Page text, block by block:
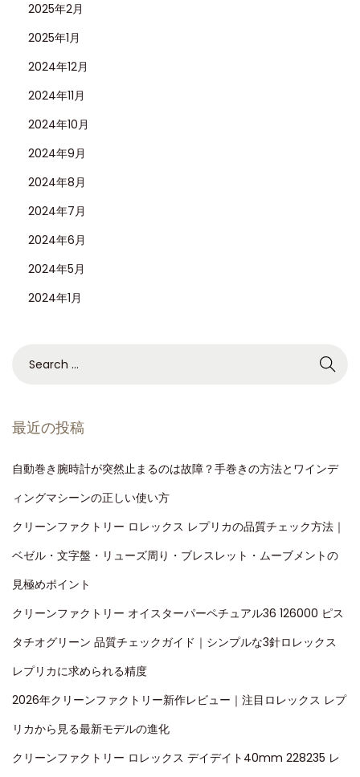
2025年2月
2025年1月
2024年12月
2024年11月
2024年10月
2024年9月
2024年8月
2024年7月
2024年6月
2024年5月
2024年1月
最近の投稿
自動巻き腕時計が突然止まるのは故障？手巻きの方法とワインデ
ィングマシーンの正しい使い方
クリーンファクトリー ロレックス レプリカの品質チェック方法｜
ベゼル・文字盤・リューズ周り・ブレスレット・ムーブメントの
見極めポイント
クリーンファクトリー オイスターパーペチュアル36 126000 ピス
タチオグリーン 品質チェックガイド｜シンプルな3針ロレックス
レプリカに求められる精度
2026年クリーンファクトリー新作レビュー｜注目ロレックス レプ
リカから見る最新モデルの進化
クリーンファクトリー ロレックス デイデイト40mm 228235 レ